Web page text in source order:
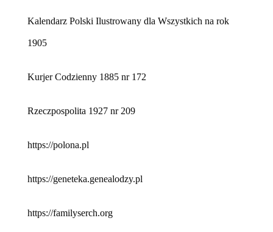
Kalendarz Polski Ilustrowany dla Wszystkich na rok
1905
Kurjer Codzienny 1885 nr 172
Rzeczpospolita 1927 nr 209
https://polona.pl
https://geneteka.genealodzy.pl
https://familyserch.org